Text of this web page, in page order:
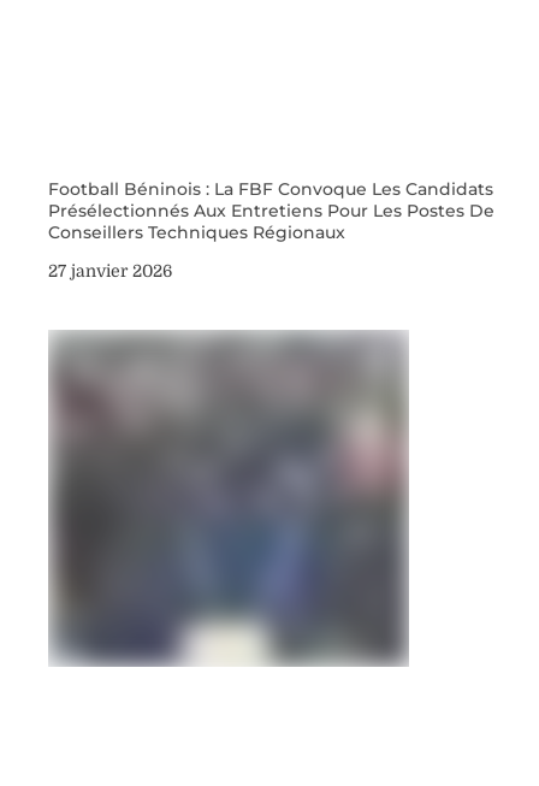
Football Béninois : La FBF Convoque Les Candidats
Présélectionnés Aux Entretiens Pour Les Postes De
Conseillers Techniques Régionaux
27 janvier 2026